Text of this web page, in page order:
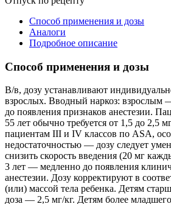
Способ применения и дозы
Аналоги
Подробное описание
Способ применения и дозы
В/в, дозу устанавливают
взрослых. Вводный наркоз: взрослым
до появления признаков анестезии.
55 лет обычно требуется от 1,5 до 2,5
пациентам III и IV классов по ASA,
недостаточностью — дозу следует
снизить скорость введения (20 мг
3 лет — медленно до появления
анестезии. Дозу корректируют в
(или) массой тела ребенка. Детям
доза — 2,5 мг/кг. Детям более